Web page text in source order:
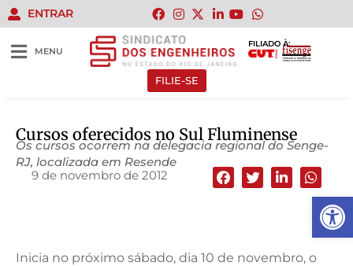
Abrir
ENTRAR
MENU
FILIADO À:
FILIE-SE
Cursos oferecidos no Sul Fluminense
Os cursos ocorrem na delegacia regional do Senge-
RJ, localizada em Resende
9 de novembro de 2012
Inicia no próximo sábado, dia 10 de novembro, o